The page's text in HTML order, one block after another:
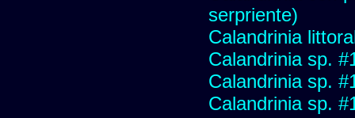
serpriente)
Calandrinia
Calandrinia sp.
Calandrinia sp.
Calandrinia sp.